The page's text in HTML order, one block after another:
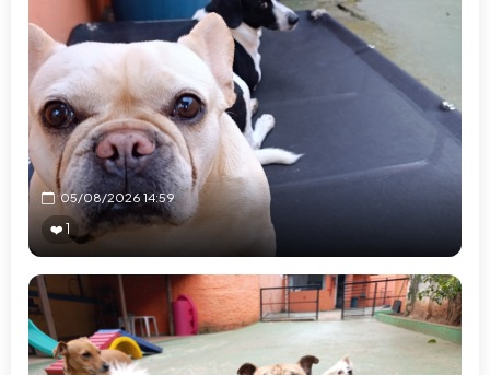
05/08/2026 14:59
❤️ 1